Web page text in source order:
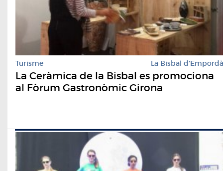
Turisme La Bisbal d'Empordà
La Ceràmica de la Bisbal es promociona
al Fòrum Gastronòmic Girona